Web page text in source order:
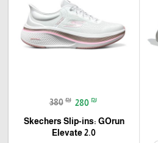
380 ₪ 280 ₪
Skechers Slip-ins: GOrun
Elevate 2.0